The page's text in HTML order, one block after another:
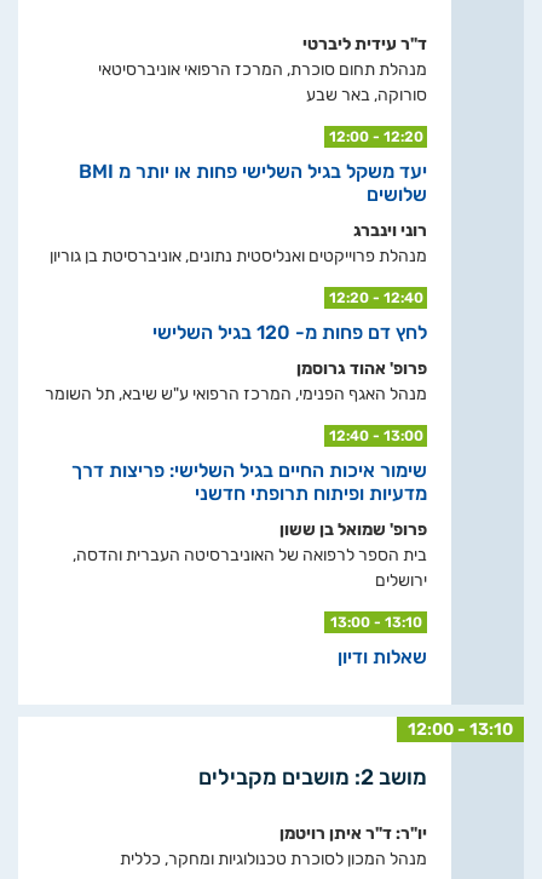
ד"ר עידית ליברטי
מנהלת תחום סוכרת, המרכז הרפואי אוניברסיטאי
סורוקה, באר שבע
12:00 - 12:20
יעד משקל בגיל השלישי פחות או יותר מ BMI
שלושים
רוני וינברג
מנהלת פרוייקטים ואנליסטית נתונים, אוניברסיטת בן גוריון
12:20 - 12:40
לחץ דם פחות מ- 120 בגיל השלישי
פרופ' אהוד גרוסמן
מנהל האגף הפנימי, המרכז הרפואי ע"ש שיבא, תל השומר
12:40 - 13:00
שימור איכות החיים בגיל השלישי: פריצות דרך
מדעיות ופיתוח תרופתי חדשני
פרופ' שמואל בן ששון
בית הספר לרפואה של האוניברסיטה העברית והדסה,
ירושלים
13:00 - 13:10
שאלות ודיון
12:00 - 13:10
מושב 2: מושבים מקבילים
יו"ר: ד"ר איתן רויטמן
מנהל המכון לסוכרת טכנולוגיות ומחקר, כללית